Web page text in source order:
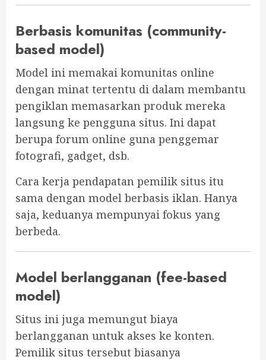
Berbasis komunitas (community-
based model)
Model ini memakai komunitas online
dengan minat tertentu di dalam membantu
pengiklan memasarkan produk mereka
langsung ke pengguna situs. Ini dapat
berupa forum online guna penggemar
fotografi, gadget, dsb.
Cara kerja pendapatan pemilik situs itu
sama dengan model berbasis iklan. Hanya
saja, keduanya mempunyai fokus yang
berbeda.
Model berlangganan (fee-based
model)
Situs ini juga memungut biaya
berlangganan untuk akses ke konten.
Pemilik situs tersebut biasanya